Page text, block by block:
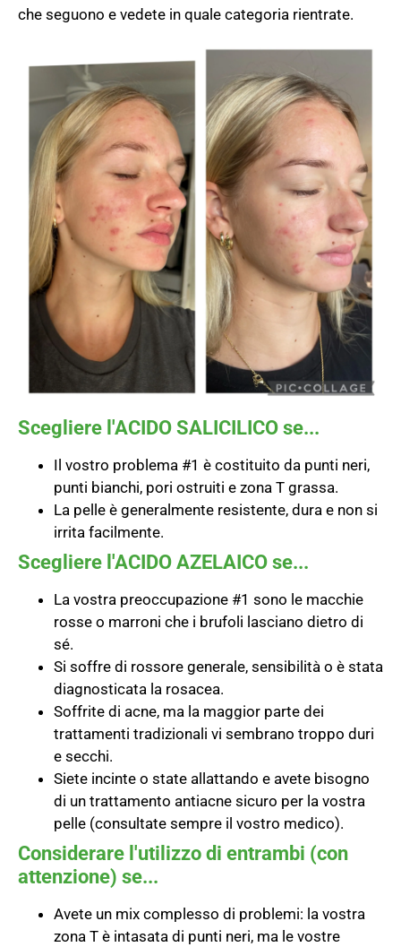
che seguono e vedete in quale categoria rientrate.
Scegliere l'ACIDO SALICILICO se...
Il vostro problema #1 è costituito da punti neri,
punti bianchi, pori ostruiti e zona T grassa.
La pelle è generalmente resistente, dura e non si
irrita facilmente.
Scegliere l'ACIDO AZELAICO se...
La vostra preoccupazione #1 sono le macchie
rosse o marroni che i brufoli lasciano dietro di
sé.
Si soffre di rossore generale, sensibilità o è stata
diagnosticata la rosacea.
Soffrite di acne, ma la maggior parte dei
trattamenti tradizionali vi sembrano troppo duri
e secchi.
Siete incinte o state allattando e avete bisogno
di un trattamento antiacne sicuro per la vostra
pelle (consultate sempre il vostro medico).
Considerare l'utilizzo di entrambi (con
attenzione) se...
Avete un mix complesso di problemi: la vostra
zona T è intasata di punti neri, ma le vostre